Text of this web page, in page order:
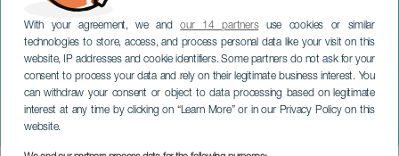
With your agreement, we andour 14 partnersuse cookies or similar
technologies to store, access, and process personal data like your visit on this
website, IP addresses and cookie identifiers. Some partners do not ask for your
consent to process your data and rely on their legitimate business interest. You
can withdraw your consent or object to data processing based on legitimate
interest at any time by clicking on “Learn More” or in our Privacy Policy on this
website.
Urban Jazz: Jazz In The
Hall
TENERIFE